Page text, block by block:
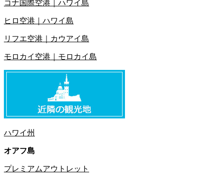
コナ国際空港｜ハワイ島
ヒロ空港｜ハワイ島
リフエ空港｜カウアイ島
モロカイ空港｜モロカイ島
ハワイ州
オアフ島
プレミアムアウトレット